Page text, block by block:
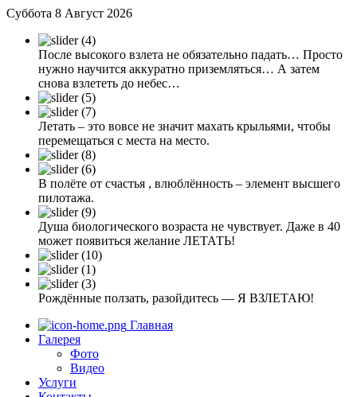
Суббота 8 Август 2026
После высокого взлета не обязательно падать… Просто
нужно научится аккуратно приземляться… А затем
снова взлететь до небес…
Летать – это вовсе не значит махать крыльями, чтобы
перемещаться с места на место.
В полёте от счастья , влюблённость – элемент высшего
пилотажа.
Душа биологического возраста не чувствует. Даже в 40
может появиться желание ЛЕТАТЬ!
Рождённые ползать, разойдитесь — Я ВЗЛЕТАЮ!
Главная
Галерея
Фото
Видео
Услуги